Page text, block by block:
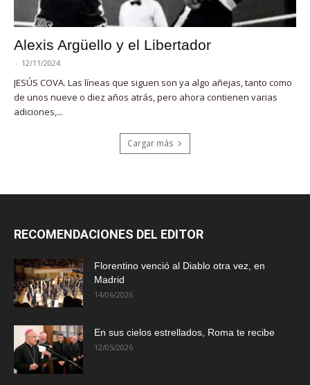
Alexis Argüello y el Libertador
- 12/11/2024
JESÚS COVA. Las líneas que siguen son ya algo añejas, tanto como
de unos nueve o diez años atrás, pero ahora contienen varias
adiciones,...
Cargar más
RECOMENDACIONES DEL EDITOR
Florentino venció al Diablo otra vez, en
Madrid
14/06/2026
En sus cielos estrellados, Roma te recibe
12/05/2026